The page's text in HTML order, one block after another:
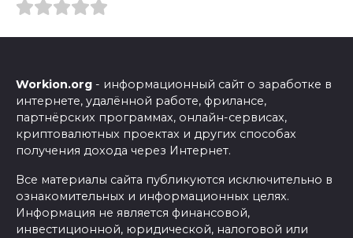
Workion.org - информационный сайт о заработке в
интернете, удалённой работе, фрилансе,
партнёрских программах, онлайн-сервисах,
криптовалютных проектах и других способах
получения дохода через Интернет.
Все материалы сайта публикуются исключительно в
ознакомительных и информационных целях.
Информация не является финансовой,
инвестиционной, юридической, налоговой или